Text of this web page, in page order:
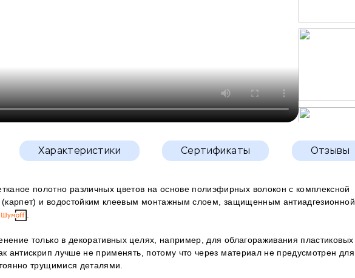
Характеристики Сертификаты Отзывы
полотно различных цветов на основе полиэфирных волокон с комплексной
(карпет) и водостойким клеевым монтажным слоем, защищенным антиадгезионной
только в декоративных целях, например, для облагораживания пластиковых
антискрип лучше не применять, потому что через материал не предусмотрен для
трущимися деталями.